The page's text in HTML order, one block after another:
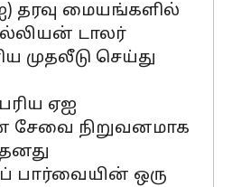
தரவு மையங்களில்
டாலர்
முதலீடு செய்து
ஏஐ
நிறுவனமாக
பார்வையின் ஒரு